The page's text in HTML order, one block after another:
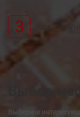
3 Как
Выберите